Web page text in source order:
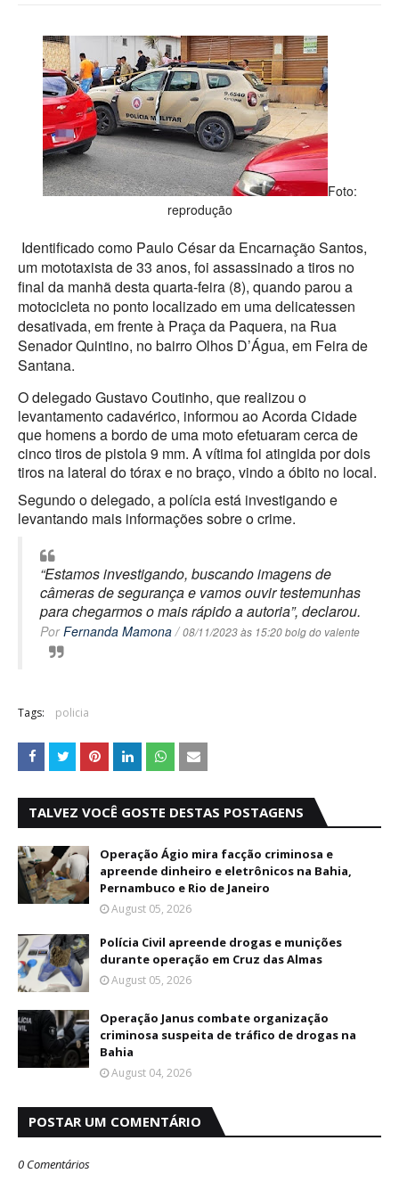
Foto:
reprodução
Identificado como Paulo César da Encarnação Santos,
um mototaxista de 33 anos, foi assassinado a tiros no
final da manhã desta quarta-feira (8), quando parou a
motocicleta no ponto localizado em uma delicatessen
desativada, em frente à Praça da Paquera, na Rua
Senador Quintino, no bairro Olhos D’Água, em Feira de
Santana.
O delegado Gustavo Coutinho, que realizou o
levantamento cadavérico, informou ao Acorda Cidade
que homens a bordo de uma moto efetuaram cerca de
cinco tiros de pistola 9 mm. A vítima foi atingida por dois
tiros na lateral do tórax e no braço, vindo a óbito no local.
Segundo o delegado, a polícia está investigando e
levantando mais informações sobre o crime.
“Estamos investigando, buscando imagens de
câmeras de segurança e vamos ouvir testemunhas
para chegarmos o mais rápido a autoria”, declarou.
PorFernanda Mamona/08/11/2023 às 15:20 bolg do valente
Tags: policia
TALVEZ VOCÊ GOSTE DESTAS POSTAGENS
Operação Ágio mira facção criminosa e
apreende dinheiro e eletrônicos na Bahia,
Pernambuco e Rio de Janeiro
August 05, 2026
Polícia Civil apreende drogas e munições
durante operação em Cruz das Almas
August 05, 2026
Operação Janus combate organização
criminosa suspeita de tráfico de drogas na
Bahia
August 04, 2026
POSTAR UM COMENTÁRIO
0 Comentários